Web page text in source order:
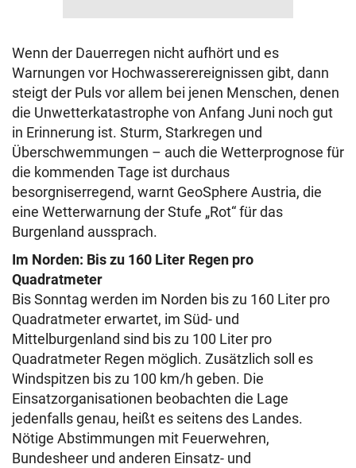
Wenn der Dauerregen nicht aufhört und es
Warnungen vor Hochwasserereignissen gibt, dann
steigt der Puls vor allem bei jenen Menschen, denen
die Unwetterkatastrophe von Anfang Juni noch gut
in Erinnerung ist. Sturm, Starkregen und
Überschwemmungen – auch die Wetterprognose für
die kommenden Tage ist durchaus
besorgniserregend, warnt GeoSphere Austria, die
eine Wetterwarnung der Stufe „Rot“ für das
Burgenland aussprach.
Im Norden: Bis zu 160 Liter Regen pro
Quadratmeter
Bis Sonntag werden im Norden bis zu 160 Liter pro
Quadratmeter erwartet, im Süd- und
Mittelburgenland sind bis zu 100 Liter pro
Quadratmeter Regen möglich. Zusätzlich soll es
Windspitzen bis zu 100 km/h geben. Die
Einsatzorganisationen beobachten die Lage
jedenfalls genau, heißt es seitens des Landes.
Nötige Abstimmungen mit Feuerwehren,
Bundesheer und anderen Einsatz- und